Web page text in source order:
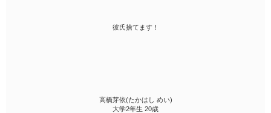
彼氏捨てます！
高橋芽依(たかはし めい)
大学2年生 20歳